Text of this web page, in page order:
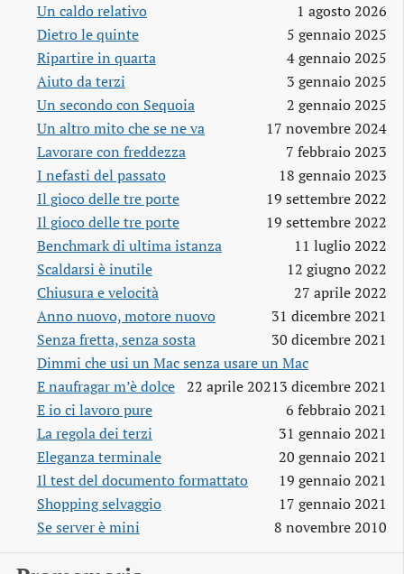
Un caldo relativo
1 agosto 2026
Dietro le quinte
5 gennaio 2025
Ripartire in quarta
4 gennaio 2025
Aiuto da terzi
3 gennaio 2025
Un secondo con Sequoia
2 gennaio 2025
Un altro mito che se ne va
17 novembre 2024
Lavorare con freddezza
7 febbraio 2023
I nefasti del passato
18 gennaio 2023
Il gioco delle tre porte
19 settembre 2022
Il gioco delle tre porte
19 settembre 2022
Benchmark di ultima istanza
11 luglio 2022
Scaldarsi è inutile
12 giugno 2022
Chiusura e velocità
27 aprile 2022
Anno nuovo, motore nuovo
31 dicembre 2021
Senza fretta, senza sosta
30 dicembre 2021
Dimmi che usi un Mac senza usare un Mac
3 dicembre 2021
E naufragar m’è dolce
22 aprile 2021
E io ci lavoro pure
6 febbraio 2021
La regola dei terzi
31 gennaio 2021
Eleganza terminale
20 gennaio 2021
Il test del documento formattato
19 gennaio 2021
Shopping selvaggio
17 gennaio 2021
Se server è mini
8 novembre 2010